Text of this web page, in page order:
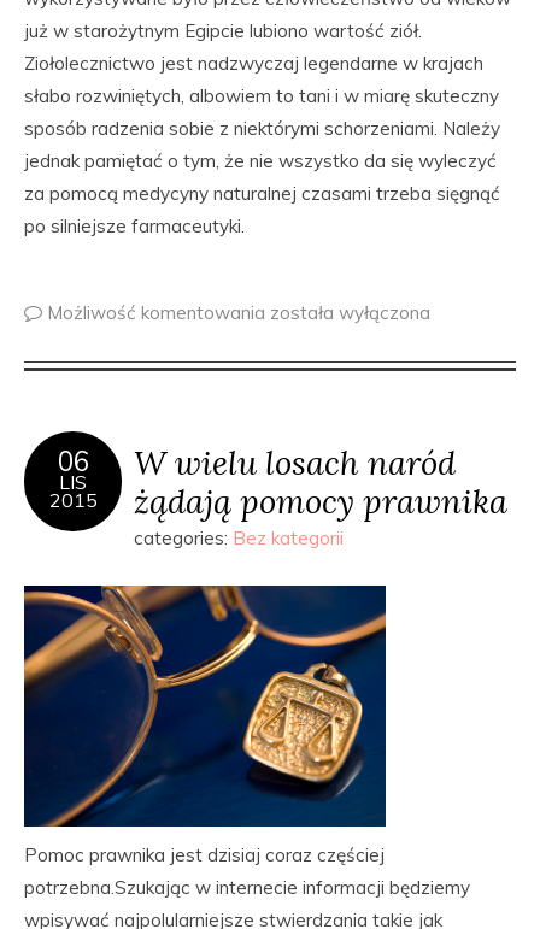
już w starożytnym Egipcie lubiono wartość ziół.
Ziołolecznictwo jest nadzwyczaj legendarne w krajach
słabo rozwiniętych, albowiem to tani i w miarę skuteczny
sposób radzenia sobie z niektórymi schorzeniami. Należy
jednak pamiętać o tym, że nie wszystko da się wyleczyć
za pomocą medycyny naturalnej czasami trzeba sięgnąć
po silniejsze farmaceutyki.
Możliwość komentowania została wyłączona
06
LIS
2015
W wielu losach naród
żądają pomocy prawnika
categories: Bez kategorii
Pomoc prawnika jest dzisiaj coraz częściej
potrzebna.Szukając w internecie informacji będziemy
wpisywać najpolularniejsze stwierdzania takie jak